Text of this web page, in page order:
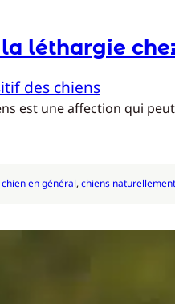
la léthargie
des chiens
est une affection qui
chien en général, chiens naturellement